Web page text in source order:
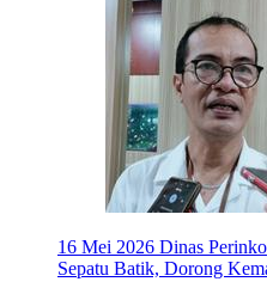
16 Mei 2026 Dinas
Sepatu Batik, Dorong